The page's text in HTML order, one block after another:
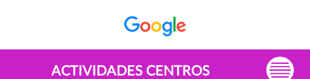
ACTIVIDADES CENTROS